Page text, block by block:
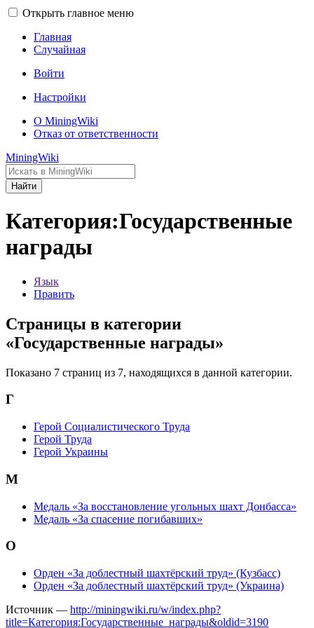
Открыть главное меню
Главная
Случайная
Войти
Настройки
О MiningWiki
Отказ от ответственности
MiningWiki
Найти
Категория:Государственные
награды
Язык
Править
Страницы в категории
«Государственные награды»
Показано 7 страниц из 7, находящихся в данной категории.
Г
Герой Социалистического Труда
Герой Труда
Герой Украины
М
Медаль «За восстановление угольных шахт Донбасса»
Медаль «За спасение погибавших»
О
Орден «За доблестный шахтёрский труд» (Кузбасс)
Орден «За доблестный шахтёрский труд» (Украина)
Источник — http://miningwiki.ru/w/index.php?
title=Категория:Государственные_награды&oldid=3190